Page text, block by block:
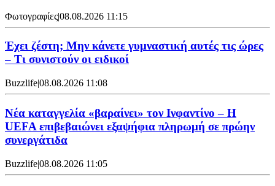
Φωτογραφίες|08.08.2026 11:15
Έχει ζέστη; Μην κάνετε γυμναστική αυτές τις ώρες
– Τι συνιστούν οι ειδικοί
Buzzlife|08.08.2026 11:08
Νέα καταγγελία «βαραίνει» τον Ινφαντίνο – Η
UEFA επιβεβαιώνει εξαψήφια πληρωμή σε πρώην
συνεργάτιδα
Buzzlife|08.08.2026 11:05